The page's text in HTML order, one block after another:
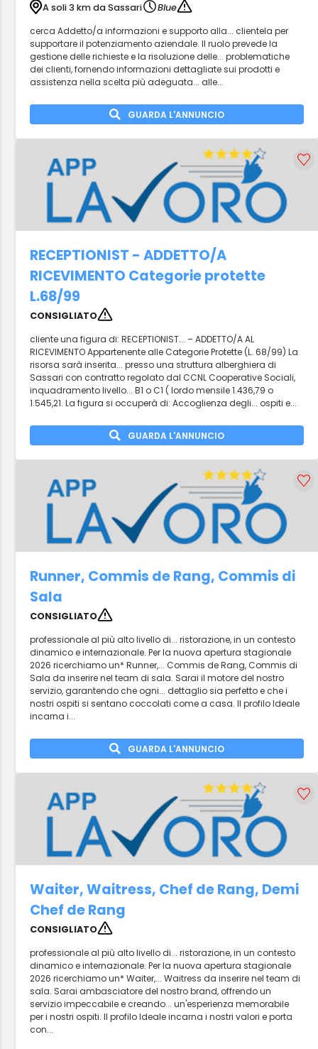
A soli 3 km da Sassari
Blue
cerca Addetto/a informazioni e supporto alla... clientela per
supportare il potenziamento aziendale. Il ruolo prevede la
gestione delle richieste e la risoluzione delle... problematiche
dei clienti, fornendo informazioni dettagliate sui prodotti e
assistenza nella scelta più adeguata... alle...
GUARDA L'ANNUNCIO
RECEPTIONIST - ADDETTO/A
RICEVIMENTO Categorie protette
L.68/99
CONSIGLIATO
cliente una figura di: RECEPTIONIST... – ADDETTO/A AL
RICEVIMENTO Appartenente alle Categorie Protette (L. 68/99) La
risorsa sarà inserita... presso una struttura alberghiera di
Sassari con contratto regolato dal CCNL Cooperative Sociali,
inquadramento livello... B1 o C1 ( lordo mensile 1.436,79 o
1.545,21. La figura si occuperà di: Accoglienza degli... ospiti e...
GUARDA L'ANNUNCIO
Runner, Commis de Rang, Commis di
Sala
CONSIGLIATO
professionale al più alto livello di... ristorazione, in un contesto
dinamico e internazionale. Per la nuova apertura stagionale
2026 ricerchiamo un* Runner,... Commis de Rang, Commis di
Sala da inserire nel team di sala. Sarai il motore del nostro
servizio, garantendo che ogni... dettaglio sia perfetto e che i
nostri ospiti si sentano coccolati come a casa. Il profilo Ideale
incarna i...
GUARDA L'ANNUNCIO
Waiter, Waitress, Chef de Rang, Demi
Chef de Rang
CONSIGLIATO
professionale al più alto livello di... ristorazione, in un contesto
dinamico e internazionale. Per la nuova apertura stagionale
2026 ricerchiamo un* Waiter,... Waitress da inserire nel team di
sala. Sarai ambasciatore del nostro brand, offrendo un
servizio impeccabile e creando... un'esperienza memorabile
per i nostri ospiti. Il profilo Ideale incarna i nostri valori e porta
con...